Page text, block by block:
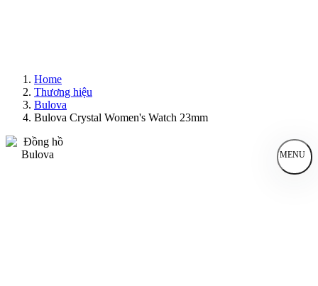
Home
Thương hiệu
Bulova
Bulova Crystal Women's Watch 23mm
MENU